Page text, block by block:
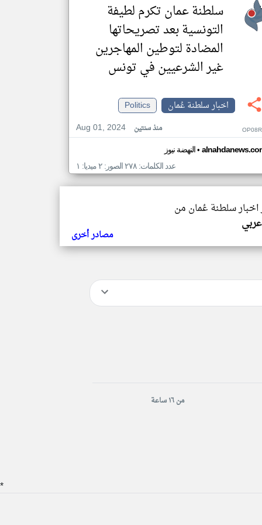
سلطنة عمان تكرم لطيفة
التونسية بعد تصريحاتها
المضادة لتوطين المهاجرين
غير الشرعيين في تونس
اخبار سلطنة عُمان
Politics
Aug 01, 2024
منذ سنتين
النهضة نيوز•
عدد الكلمات: ٢٧٨ الصور: ٢ ميديا: ١
اخبار سلطنة عُمان من
مصادر أخرى
من ١٦ ساعة
*